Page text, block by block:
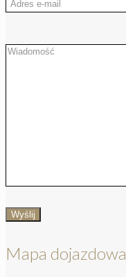
Mapa dojazdowa